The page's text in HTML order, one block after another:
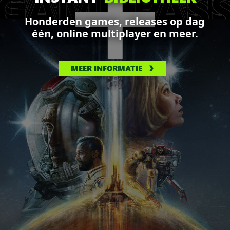
Honderden games, releases op dag
één, online multiplayer en meer.
MEER INFORMATIE